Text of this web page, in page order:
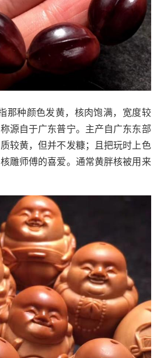
那种颜色发黄，核肉饱满，宽度较
源自于广东普宁。主产自广东东部
较黄，但并不发糠；且把玩时上色
雕师傅的喜爱。通常黄胖核被用来